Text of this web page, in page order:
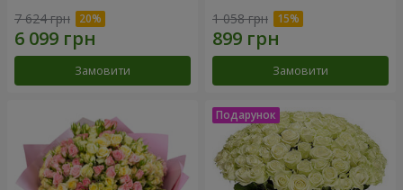
7 624 грн
Замовити
1 058 грн
Замовити